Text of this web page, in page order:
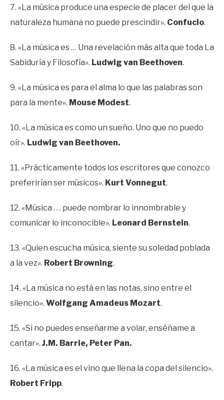
7. «La música produce una especie de placer del que la
naturaleza humana no puede prescindir». Confucio.
8. «La música es … Una revelación más alta que toda La
Sabiduría y Filosofía». Ludwig van Beethoven.
9. «La música es para el alma lo que las palabras son
para la mente». Mouse Modest.
10. «La música es como un sueño. Uno que no puedo
oír». Ludwig van Beethoven.
11. «Prácticamente todos los escritores que conozco
preferirían ser músicos». Kurt Vonnegut.
12. «Música . . . puede nombrar lo innombrable y
comunicar lo inconocible». Leonard Bernstein.
13. «Quien escucha música, siente su soledad poblada
a la vez». Robert Browning.
14. «La música no está en las notas, sino entre el
silencio». Wolfgang Amadeus Mozart.
15. «Si no puedes enseñarme a volar, enséñame a
cantar». J.M. Barrie, Peter Pan.
16. «La música es el vino que llena la copa del silencio».
Robert Fripp.